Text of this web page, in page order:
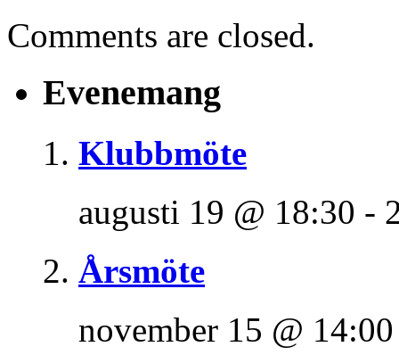
Comments are closed.
Evenemang
Klubbmöte
augusti 19 @ 18:30 -
Årsmöte
november 15 @ 14:00